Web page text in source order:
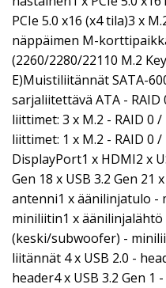
PCIe 5.0 x16 (x4 tila)3 x
näppäimen M-
(2260/2280/22110 M.2
E)Muistiliitännät SATA-
sarjaliitettävä ATA - RAID
liittimet: 3 x M.2 - RAID 0 /
liittimet: 1 x M.2 - RAID 0
DisplayPort1 x HDMI2 x
Gen 18 x USB 3.2 Gen 21
antenni1 x äänilinjatulo -
miniliitin1 x
(keski/subwoofer) -
liitännät 4 x USB 2.0 -
header4 x USB 3.2 Gen 1